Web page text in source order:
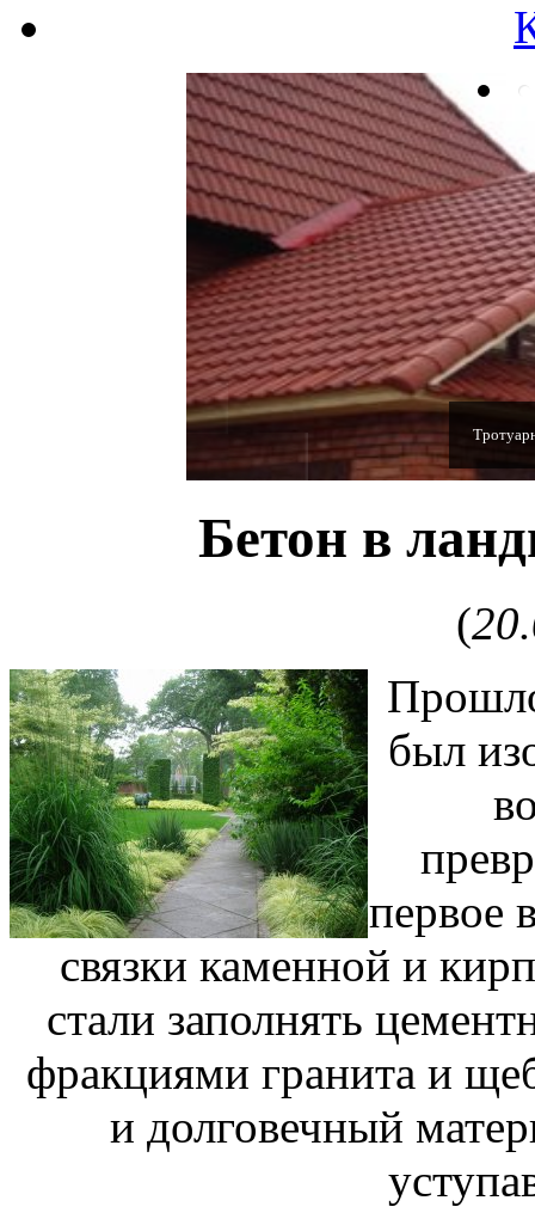
Бетон в
(
был
первое
связки каменной и
стали заполнять
фракциями гранита и
и долговечный